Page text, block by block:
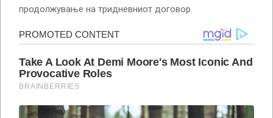
продолжување на тридневниот договор.